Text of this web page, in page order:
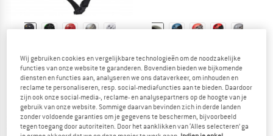
Vapor Helmet
Klimhelm
€ 129,95€ 116,96
4,8(20)
Vision Helmet
Klimhelm
€ 89,95€ 80,96
4,9(19)
Wij gebruiken cookies en vergelijkbare technologieën om de noodzakelijke
functies van onze website te garanderen. Bovendien bieden we bijkomende
diensten en functies aan, analyseren we ons dataverkeer, om inhouden en
reclame te personaliseren, resp. social-mediafuncties aan te bieden. Daardoor
zijn ook onze social-media-, reclame- en analysepartners op de hoogte van je
gebruik van onze website. Sommige daarvan bevinden zich in derde landen
zonder voldoende garanties om je gegevens te beschermen, bijvoorbeeld
tegen toegang door autoriteiten. Door het aanklikken van ‘Alles selecteren’ ga